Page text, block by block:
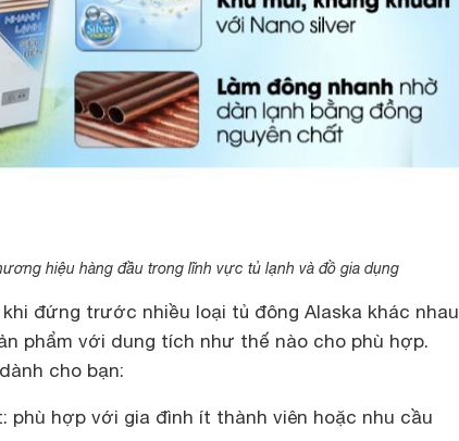
hiệu hàng đầu trong lĩnh vực tủ lạnh và đồ gia dụng
đứng trước nhiều loại tủ đông Alaska khác nhau
phẩm với dung tích như thế nào cho phù hợp.
cho bạn:
phù hợp với gia đình ít thành viên hoặc nhu cầu